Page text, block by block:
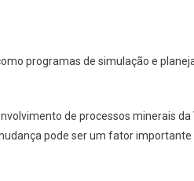
programas de simulação e
de processos minerais da
pode ser um fator